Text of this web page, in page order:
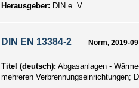
Herausgeber: DIN e. V.
DIN EN 13384-2 Norm, 2019-
Titel (deutsch): Abgasanlagen -
mehreren Verbrennungseinrichtungen;